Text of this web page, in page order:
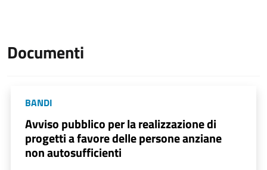
Documenti
BANDI
Avviso pubblico per la realizzazione di
progetti a favore delle persone anziane
non autosufficienti